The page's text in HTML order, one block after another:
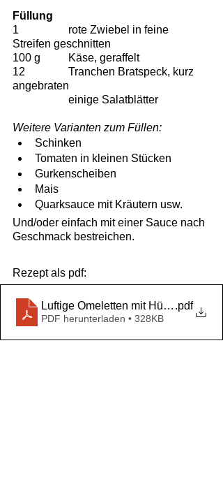
Füllung
1 		rote Zwiebel in feine
Streifen geschnitten
100 g 	Käse, geraffelt
12 		Tranchen Bratspeck, kurz
angebraten
		einige Salatblätter
Weitere Varianten zum Füllen:
Schinken
Tomaten in kleinen Stücken
Gurkenscheiben
Mais
Quarksauce mit Kräutern usw.
Und/oder einfach mit einer Sauce nach
Geschmack bestreichen.
Rezept als pdf:
Luftige Omeletten mit Hüttenkäse
.pdf
PDF herunterladen • 328KB